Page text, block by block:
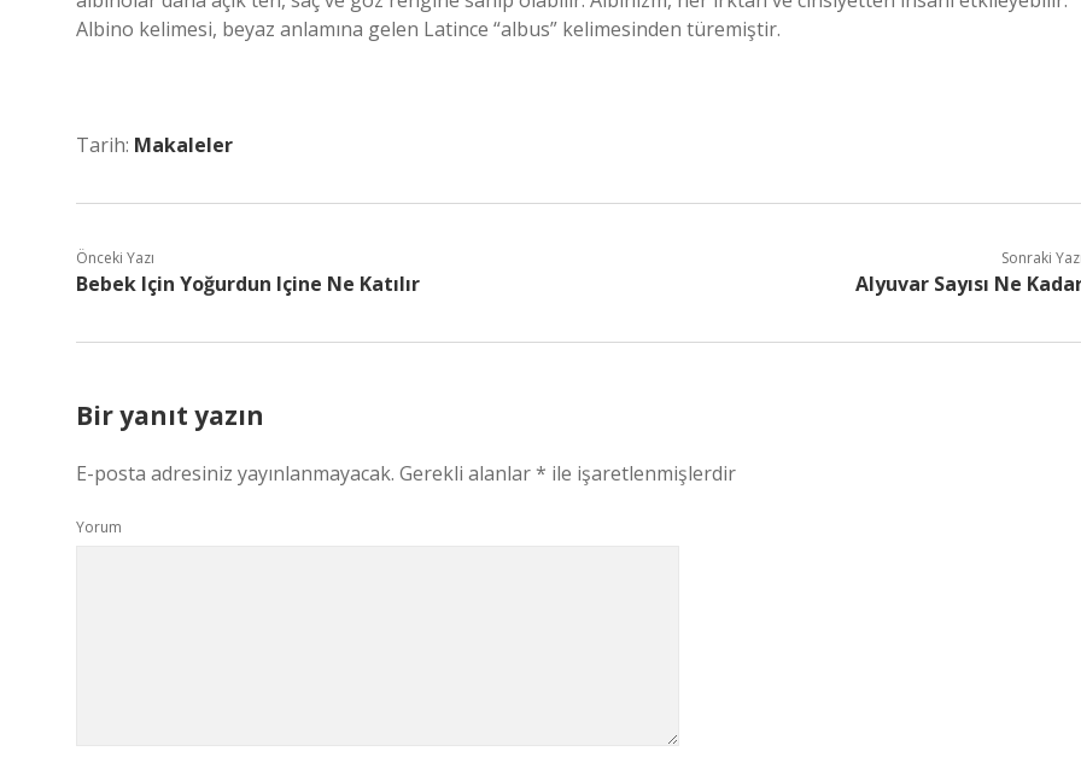
Albino kelimesi, beyaz anlamına gelen Latince “albus” kelimesinden türemiştir.
Tarih: Makaleler
Önceki Yazı
Bebek Için Yoğurdun Içine Ne Katılır
Sonraki
Alyuvar Sayısı Ne
Bir yanıt yazın
E-posta adresiniz yayınlanmayacak. Gerekli alanlar* ile işaretlenmişlerdir
Yorum